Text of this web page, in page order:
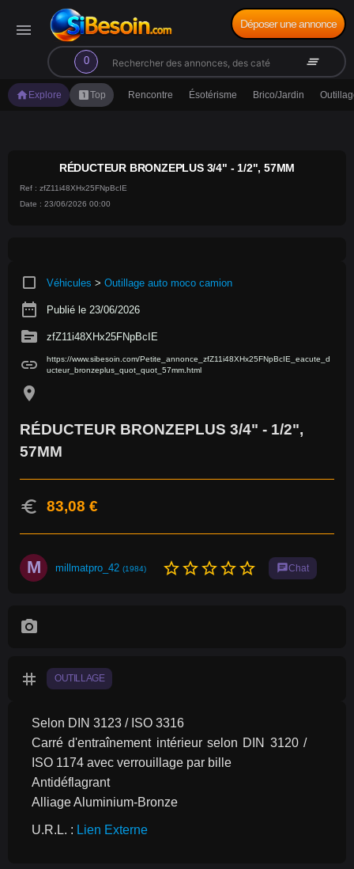
menu
0
search clear_all
Déposer une annonce
home Explore looks_oneTop Rencontre Ésotérisme Brico/Jardin
RÉDUCTEUR BRONZEPLUS 3/4" - 1/2", 57MM
Ref : zfZ11i48XHx25FNpBcIE
Date : 23/06/2026 00:00
crop_square Véhicules > Outillage auto moco camion
date_range Publié le 23/06/2026
source zfZ11i48XHx25FNpBcIE
link
https://www.sibesoin.com/Petite_annonce_zfZ11i48XHx25FNpBcIE_eacute_d
ucteur_bronzeplus_quot_quot_57mm.html
location_on
RÉDUCTEUR BRONZEPLUS 3/4" - 1/2",
57MM
euro 83,08 €
M millmatpro_42 (1984) star_borderstar_borderstar_borderstar_borderstar_border chatChat
photo_camera
tag OUTILLAGE
Selon DIN 3123 / ISO 3316
Carré d'entraînement intérieur selon DIN 3120 /
ISO 1174 avec verrouillage par bille
Antidéflagrant
Alliage Aluminium-Bronze
U.R.L. : Lien Externe